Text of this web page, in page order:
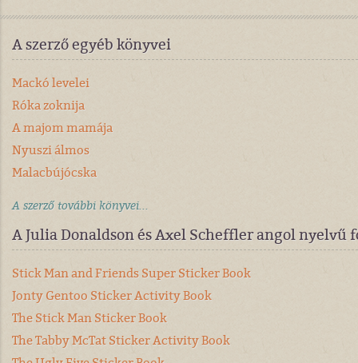
A szerző egyéb könyvei
Mackó levelei
Róka zoknija
A majom mamája
Nyuszi álmos
Malacbújócska
A szerző további könyvei...
A Julia Donaldson és Axel Scheffler angol
Stick Man and Friends Super Sticker Book
Jonty Gentoo Sticker Activity Book
The Stick Man Sticker Book
The Tabby McTat Sticker Activity Book